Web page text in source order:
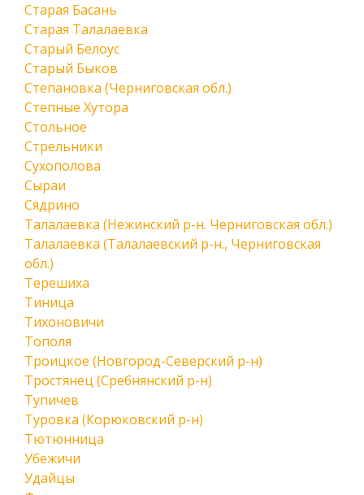
Старая Басань
Старая Талалаевка
Старый Белоус
Старый Быков
Степановка (Черниговская обл.)
Степные Хутора
Стольное
Стрельники
Сухополова
Сыраи
Сядрино
Талалаевка (Нежинский р-н. Черниговская обл.)
Талалаевка (Талалаевский р-н., Черниговская
обл.)
Терешиха
Тиница
Тихоновичи
Тополя
Троицкое (Новгород-Северский р-н)
Тростянец (Сребнянский р-н)
Тупичев
Туровка (Корюковский р-н)
Тютюнница
Убежичи
Удайцы